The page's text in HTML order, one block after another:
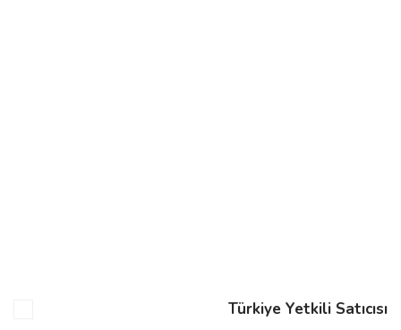
Türkiye Yetkili Satıcısı